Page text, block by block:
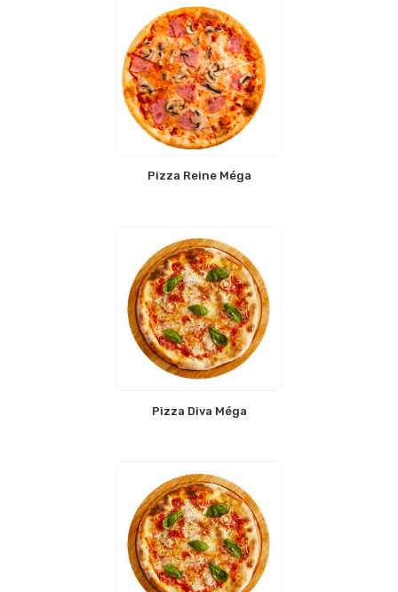
Pizza Reine Méga
Pizza Diva Méga